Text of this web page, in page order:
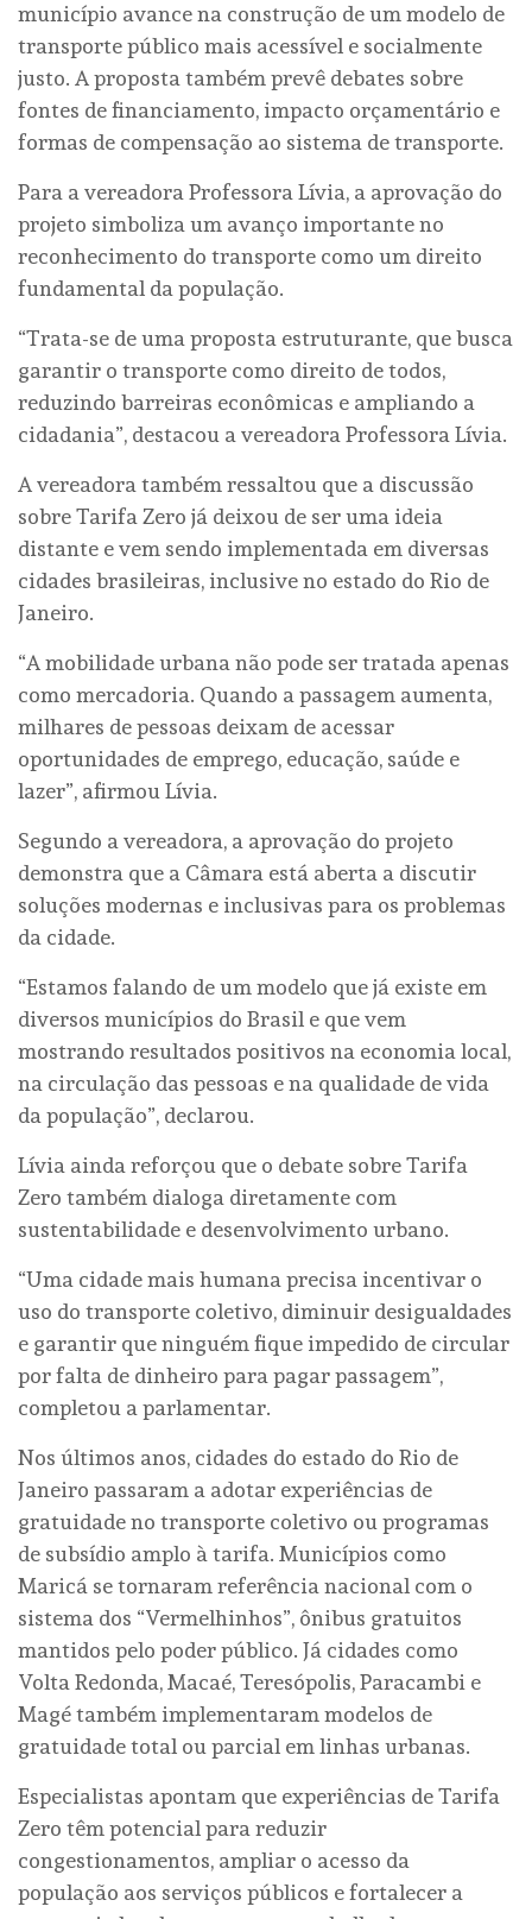
município avance na construção de um modelo de
transporte público mais acessível e socialmente
justo. A proposta também prevê debates sobre
fontes de financiamento, impacto orçamentário e
formas de compensação ao sistema de transporte.
Para a vereadora Professora Lívia, a aprovação do
projeto simboliza um avanço importante no
reconhecimento do transporte como um direito
fundamental da população.
“Trata-se de uma proposta estruturante, que busca
garantir o transporte como direito de todos,
reduzindo barreiras econômicas e ampliando a
cidadania”, destacou a vereadora Professora Lívia.
A vereadora também ressaltou que a discussão
sobre Tarifa Zero já deixou de ser uma ideia
distante e vem sendo implementada em diversas
cidades brasileiras, inclusive no estado do Rio de
Janeiro.
“A mobilidade urbana não pode ser tratada apenas
como mercadoria. Quando a passagem aumenta,
milhares de pessoas deixam de acessar
oportunidades de emprego, educação, saúde e
lazer”, afirmou Lívia.
Segundo a vereadora, a aprovação do projeto
demonstra que a Câmara está aberta a discutir
soluções modernas e inclusivas para os problemas
da cidade.
“Estamos falando de um modelo que já existe em
diversos municípios do Brasil e que vem
mostrando resultados positivos na economia local,
na circulação das pessoas e na qualidade de vida
da população”, declarou.
Lívia ainda reforçou que o debate sobre Tarifa
Zero também dialoga diretamente com
sustentabilidade e desenvolvimento urbano.
“Uma cidade mais humana precisa incentivar o
uso do transporte coletivo, diminuir desigualdades
e garantir que ninguém fique impedido de circular
por falta de dinheiro para pagar passagem”,
completou a parlamentar.
Nos últimos anos, cidades do estado do Rio de
Janeiro passaram a adotar experiências de
gratuidade no transporte coletivo ou programas
de subsídio amplo à tarifa. Municípios como
Maricá se tornaram referência nacional com o
sistema dos “Vermelhinhos”, ônibus gratuitos
mantidos pelo poder público. Já cidades como
Volta Redonda, Macaé, Teresópolis, Paracambi e
Magé também implementaram modelos de
gratuidade total ou parcial em linhas urbanas.
Especialistas apontam que experiências de Tarifa
Zero têm potencial para reduzir
congestionamentos, ampliar o acesso da
população aos serviços públicos e fortalecer a